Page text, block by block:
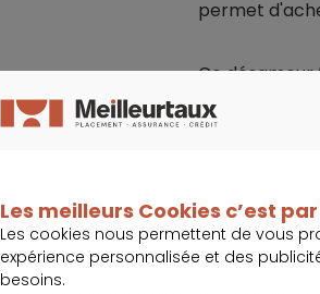
permet
Ce
Strasbourg
plombée par
Les meilleurs Cookies c’est
Les cookies nous permettent de vous
expérience personnalisée et des
besoins.